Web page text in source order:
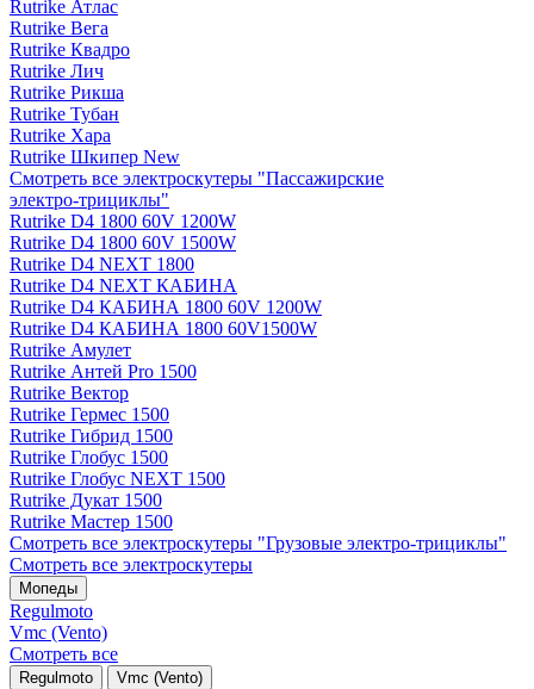
Rutrike Атлас
Rutrike Вега
Rutrike Квадро
Rutrike Лич
Rutrike Рикша
Rutrike Тубан
Rutrike Хара
Rutrike Шкипер New
Смотреть все электро­скутеры "Пассажирские
электро‑трициклы"
Rutrike D4 1800 60V 1200W
Rutrike D4 1800 60V 1500W
Rutrike D4 NEXT 1800
Rutrike D4 NEXT КАБИНА
Rutrike D4 КАБИНА 1800 60V 1200W
Rutrike D4 КАБИНА 1800 60V1500W
Rutrike Амулет
Rutrike Антей Pro 1500
Rutrike Вектор
Rutrike Гермес 1500
Rutrike Гибрид 1500
Rutrike Глобус 1500
Rutrike Глобус NEXT 1500
Rutrike Дукат 1500
Rutrike Мастер 1500
Смотреть все электро­скутеры "Грузовые электро‑трициклы"
Смотреть все электро­скутеры
Мопеды
Regulmoto
Vmc (Vento)
Смотреть все
Regulmoto Vmc (Vento)